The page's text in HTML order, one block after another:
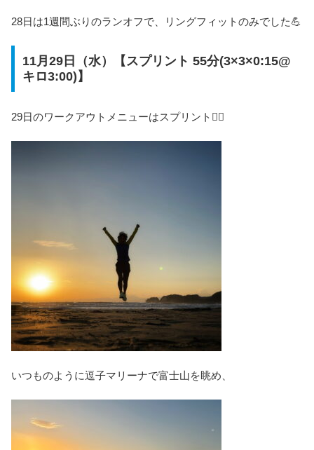
28日は1週間ぶりのランオフで、リングフィットのみでした💪
11月29日（水）【スプリント 55分(3×3×0:15@
キロ3:00)】
29日のワークアウトメニューはスプリント🏃‍♀️
いつものように逗子マリーナで富士山を眺め、